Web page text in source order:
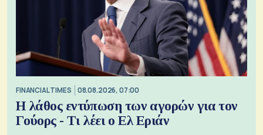
FINANCIAL TIMES 08.08.2026, 07:00
Η λάθος εντύπωση των αγορών για τον
Γούορς - Τι λέει ο Ελ Εριάν